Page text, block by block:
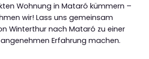
Wohnung in Mataró kümmern –
wir! Lass uns gemeinsam
Winterthur nach Mataró zu einer
Erfahrung machen.